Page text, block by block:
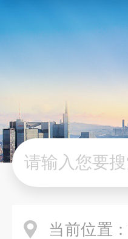
当前位置：